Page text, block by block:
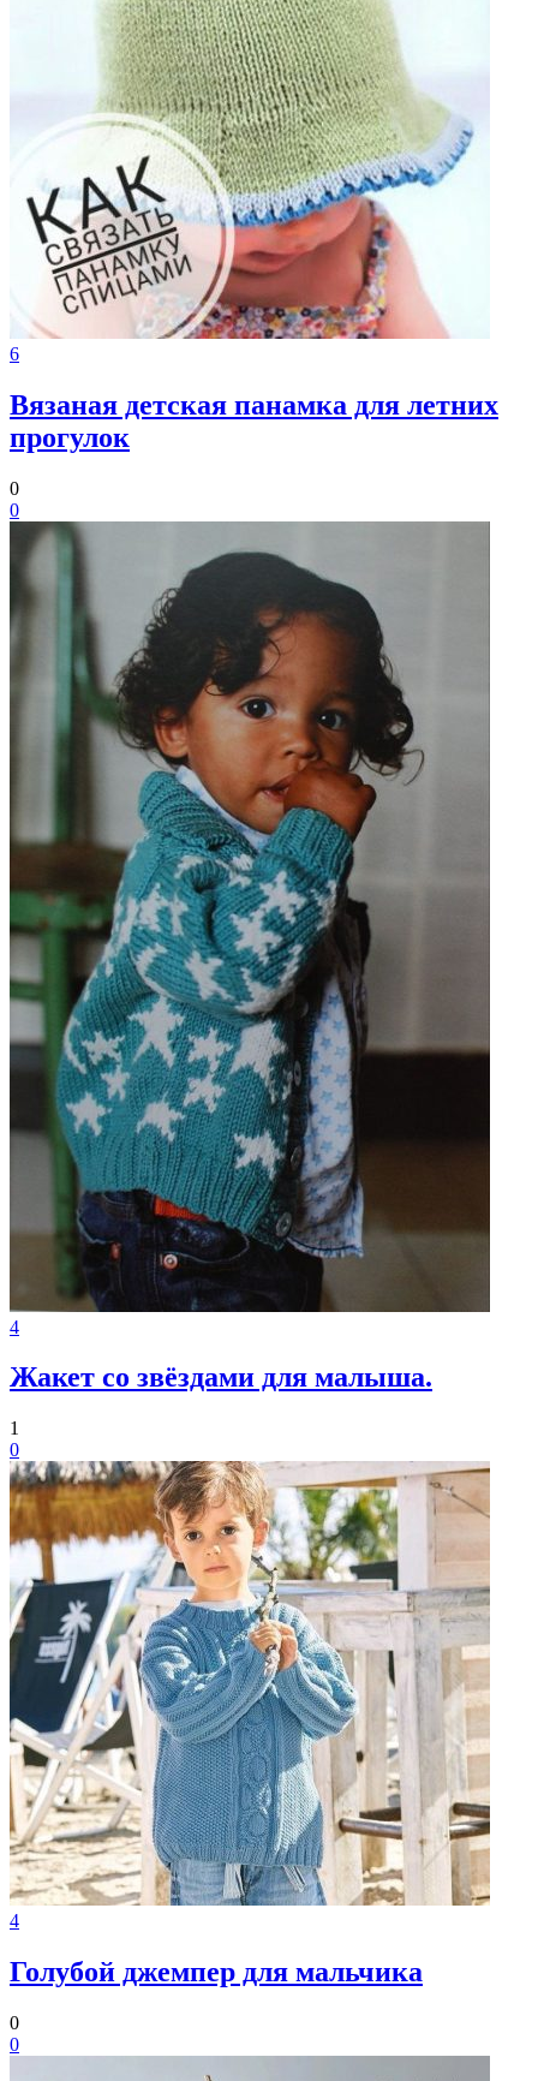
6
Вязаная детская панамка для летних
прогулок
0
0
4
Жакет со звёздами для малыша.
1
0
4
Голубой джемпер для мальчика
0
0